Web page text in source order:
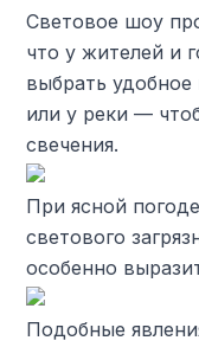
Световое шоу
что у жителей и
выбрать
или у реки —
свечения.
При ясной
светового
особенно
Подобные